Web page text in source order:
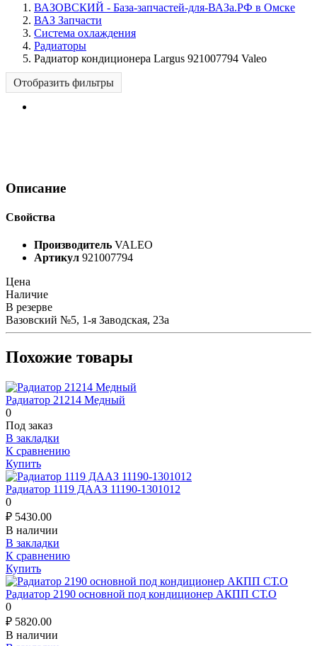
ВАЗОВСКИЙ - База-запчастей-для-ВАЗа.РФ в Омске
ВАЗ Запчасти
Система охлаждения
Радиаторы
Радиатор кондиционера Largus 921007794 Valeo
Отобразить фильтры
Описание
Свойства
Производитель VALEO
Артикул 921007794
Цена
Наличие
В резерве
Вазовский №5, 1-я Заводская, 23а
Похожие товары
Радиатор 21214 Медный
0
Под заказ
В закладки
К сравнению
Купить
Радиатор 1119 ДААЗ 11190-1301012
0
₽ 5430.00
В наличии
В закладки
К сравнению
Купить
Радиатор 2190 основной под кондиционер АКПП СТ.О
0
₽ 5820.00
В наличии